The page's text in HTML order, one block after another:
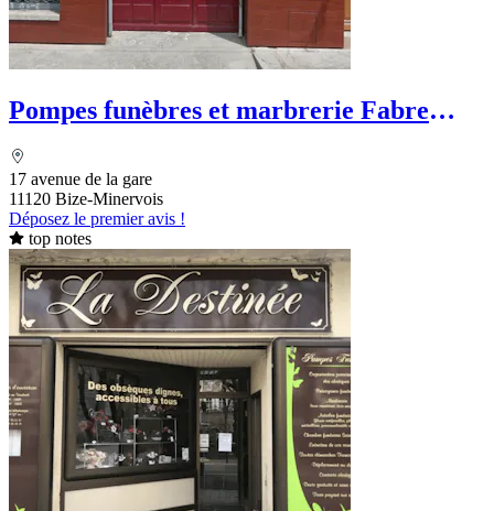
Pompes funèbres et marbrerie Fabre
17 avenue de la gare
11120 Bize-Minervois
Déposez le premier avis !
top notes